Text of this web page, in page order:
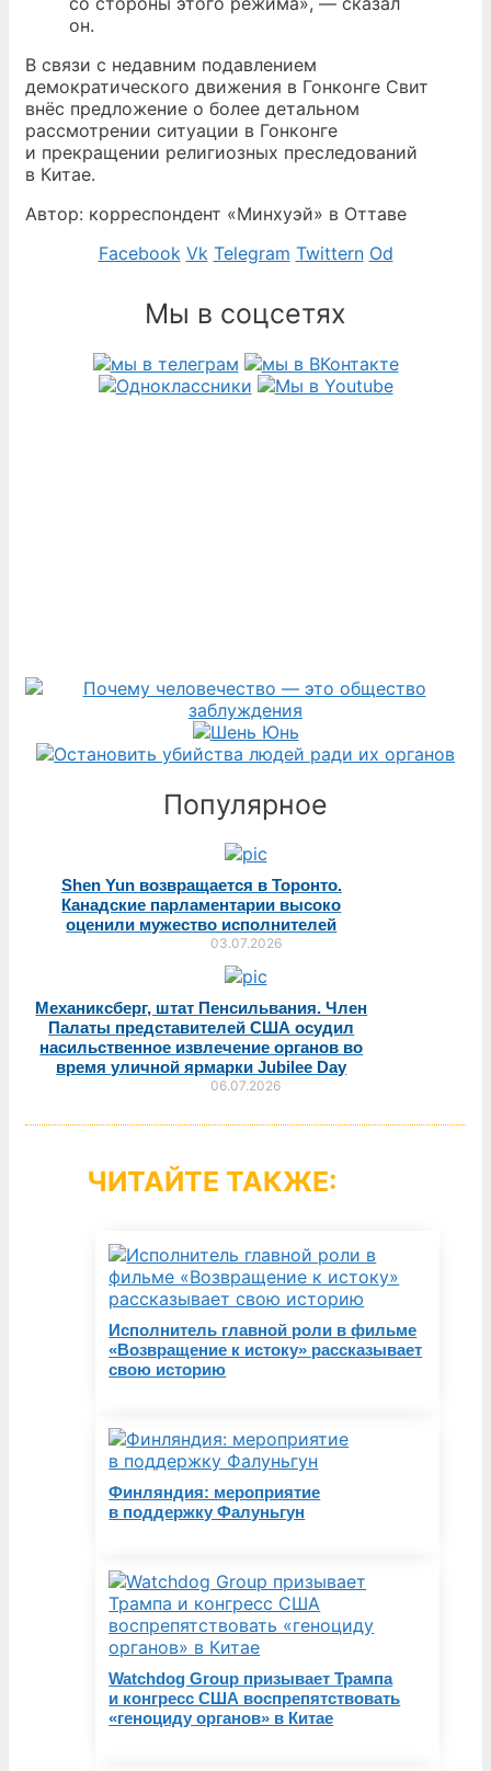
он.
В связи с недавним подавлением
демократического движения в Гонконге Свит
внёс предложение о более детальном
рассмотрении ситуации в Гонконге
и прекращении религиозных преследований
в Китае.
Автор: корреспондент «Минхуэй» в Оттаве
Facebook Vk Telegram Twittern Od
Мы в соцсетях
Популярное
Shen Yun возвращается в Торонто.
Канадские парламентарии высоко
оценили мужество исполнителей
03.07.2026
Механиксберг, штат Пенсильвания. Член
Палаты представителей США осудил
насильственное извлечение органов во
время уличной ярмарки Jubilee Day
06.07.2026
ЧИТАЙТЕ ТАКЖЕ:
Исполнитель главной роли в фильме
«Возвращение к истоку» рассказывает
свою историю
Финляндия: мероприятие
в поддержку Фалуньгун
Watchdog Group призывает Трампа
и конгресс США воспрепятствовать
«геноциду органов» в Китае